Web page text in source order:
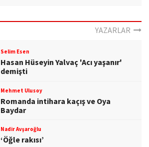
YAZARLAR
Selim Esen
Hasan Hüseyin Yalvaç 'Acı yaşanır'
demişti
Mehmet Ulusoy
Romanda intihara kaçış ve Oya
Baydar
Nadir Avşaroğlu
‘Öğle rakısı’